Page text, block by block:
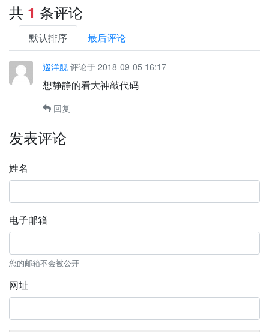
共 1 条评论
默认排序 最后评论
巡洋舰 评论于 2018-09-05 16:17
想静静的看大神敲代码
回复
发表评论
姓名
电子邮箱
您的邮箱不会被公开
网址